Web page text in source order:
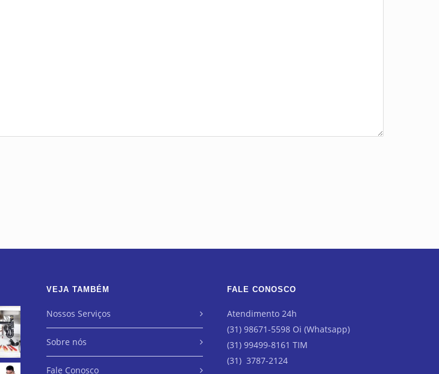
VEJA TAMBÉM
Nossos Serviços
Sobre nós
Fale Conosco
FALE CONOSCO
Atendimento 24h
(31) 98671-5598 Oi (Whatsapp)
(31) 99499-8161 TIM
(31) 3787-2124